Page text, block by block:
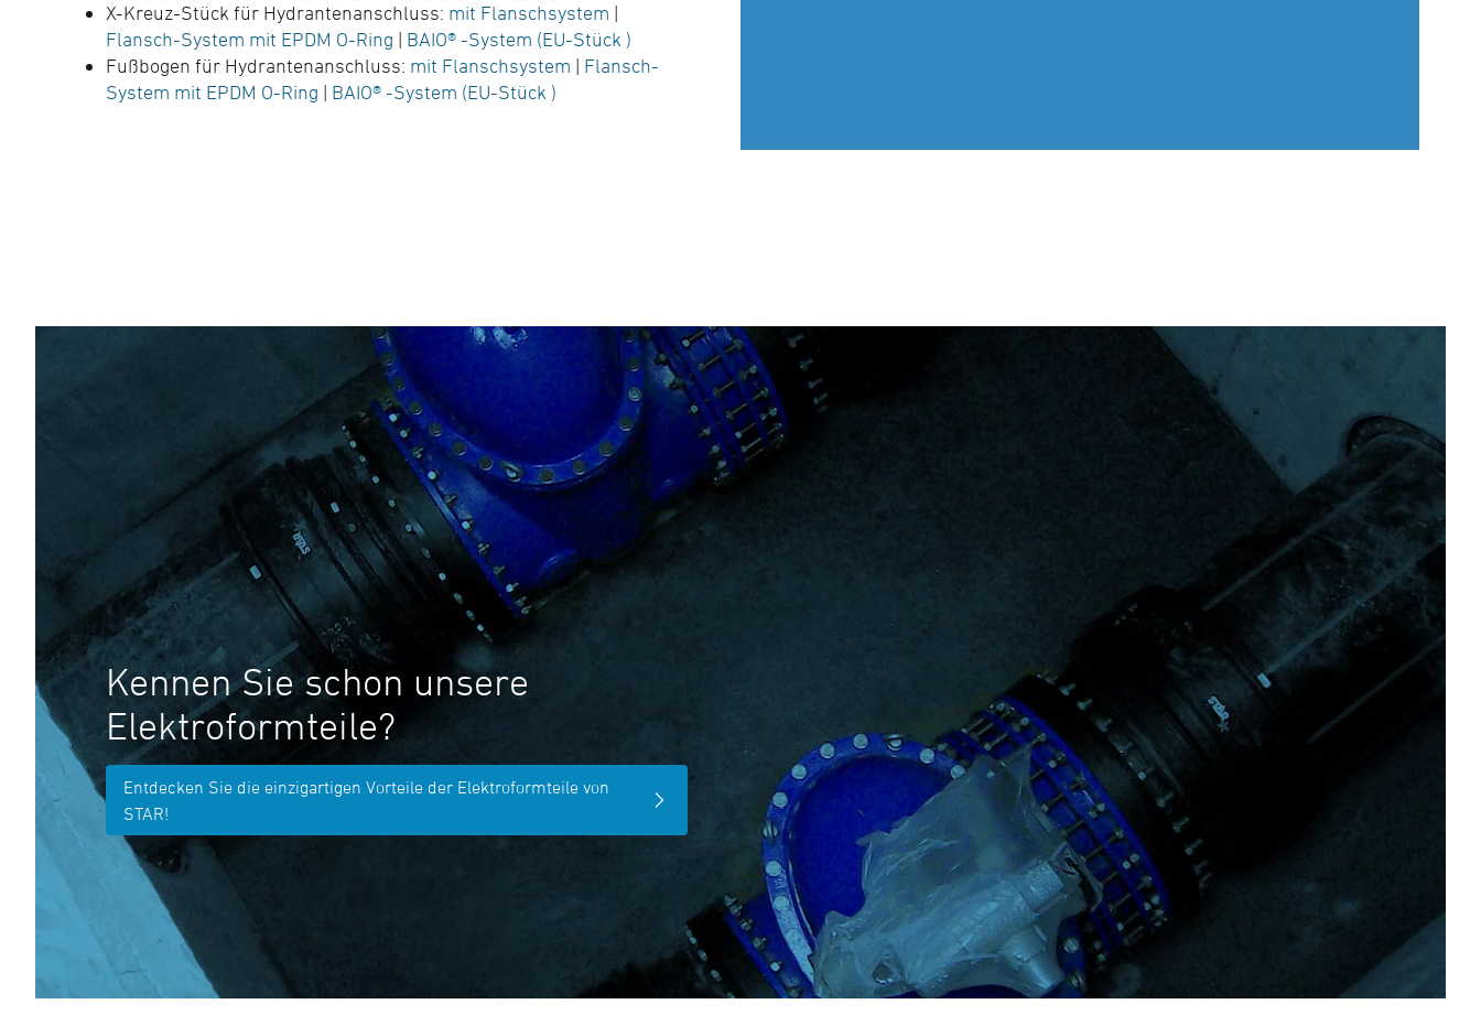
X-Kreuz-Stück für Hydrantenanschluss: mit Flanschsystem |
Flansch-System mit EPDM O-Ring | BAIO® -System (EU-Stück )
Fußbogen für Hydrantenanschluss: mit Flanschsystem | Flansch-
System mit EPDM O-Ring | BAIO® -System (EU-Stück )
Kennen Sie schon unsere
Elektroformteile?
Entdecken Sie die einzigartigen Vorteile der Elektroformteile von
STAR!